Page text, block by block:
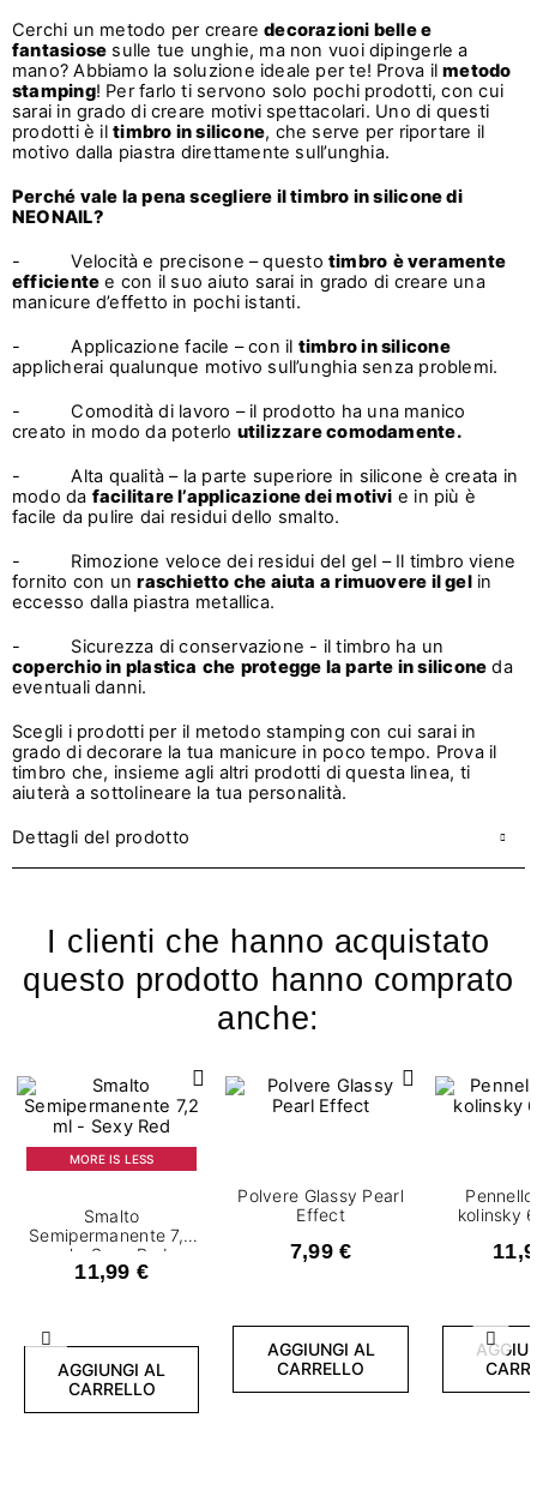
Cerchi un metodo per crearedecorazioni belle e
fantasiose sulle tue unghie, ma non vuoi dipingerle a
mano? Abbiamo la soluzione ideale per te! Prova ilmetodo
stamping! Per farlo ti servono solo pochi prodotti, con cui
sarai in grado di creare motivi spettacolari. Uno di questi
prodotti è iltimbro in silicone, che serve per riportare il
motivo dalla piastra direttamente sull’unghia.
Perché vale la pena scegliere il timbro in silicone di
NEONAIL?
- Velocità e precisone – questotimbro è veramente
efficiente e con il suo aiuto sarai in grado di creare una
manicure d’effetto in pochi istanti.
- Applicazione facile – con il timbro in silicone
applicherai qualunque motivo sull’unghia senza problemi.
- Comodità di lavoro – il prodotto ha una manico
creato in modo da poterlo utilizzare comodamente.
- Alta qualità – la parte superiore in silicone è creata in
modo da facilitare l’applicazione dei motivi e in più è
facile da pulire dai residui dello smalto.
- Rimozione veloce dei residui del gel – Il timbro viene
fornito con unraschietto che aiuta a rimuovere il gelin
eccesso dalla piastra metallica.
- Sicurezza di conservazione - il timbro ha un
coperchio in plastica che protegge la parte in silicone da
eventuali danni.
Scegli i prodotti per il metodo stamping con cui sarai in
grado di decorare la tua manicure in poco tempo. Prova il
timbro che, insieme agli altri prodotti di questa linea, ti
aiuterà a sottolineare la tua personalità.
Dettagli del prodotto
I clienti che hanno acquistato
questo prodotto hanno comprato
anche:
Precedente
MORE IS LESS
Smalto
Semipermanente 7,2
ml - Sexy Red
11,99 €
AGGIUNGI AL
CARRELLO
Polvere Glassy Pearl
Effect
7,99 €
AGGIUNGI AL
CARRELLO
kolinsky